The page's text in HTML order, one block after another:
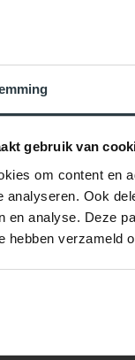
gebruik van
om content en
analyseren. Ook
en analyse. Deze
hebben verzameld